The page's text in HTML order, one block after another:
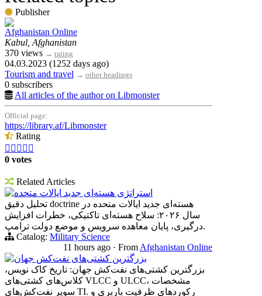
Publisher
Afghanistan Online
Kabul, Afghanistan
370 views → rating
04.03.2023 (1252 days ago)
Tourism and travel → other headings
0 subscribers
All articles of the author on Libmonster
Official page:
https://library.af/Libmonster
Rating
    
0 votes
Related Articles
استراتژی هسته‌ای جدید ایالات متحده
تحلیل دقیق doctrine هسته‌ای جدید ایالات متحده در
سال ۲۰۲۶: سلاح هسته‌ای تاکتیکی، خطرات افزایش
درگیری، پایان معاهده سرویس و موضع دولت ترامپ.
Catalog: Military Science
11 hours ago · From Afghanistan Online
بزرگترین کشتی‌های نفت‌کش جهان
بزرگترین کشتی‌های نفت‌کش جهان: تاریخ کاک نویس،
کلاس‌های کشتی‌های VLCC و ULCC، مشخصات
سوپر نفت‌کش‌های TI. رکوردهای ظرفیت باربری و